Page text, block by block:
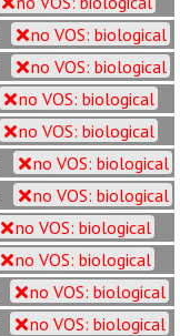
no VOS: biological
no VOS: biological
no VOS: biological
no VOS: biological
no VOS: biological
no VOS: biological
no VOS: biological
no VOS: biological
no VOS: biological
no VOS: biological